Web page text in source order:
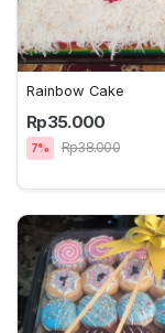
Rainbow Cake
Rp35.000
7% Rp38.000